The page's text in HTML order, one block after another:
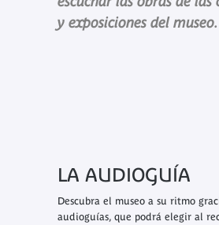
y exposiciones del museo.
LA AUDIOGUÍA
Descubra el museo a su ritmo
audioguías, que podrá elegir al